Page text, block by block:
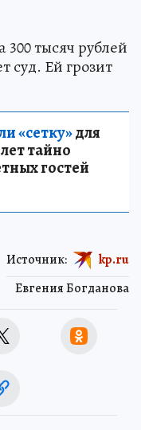
тысяч рублей
суд. Ей грозит
«сетку»для
тайно
гостей
Евгения Богданова
Источник: kp.ru